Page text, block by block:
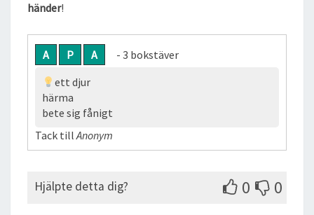
händer!
A P A
- 3 bokstäver
ett djur
härma
bete sig fånigt
Tack tillAnonym
Hjälpte detta dig? 0 0